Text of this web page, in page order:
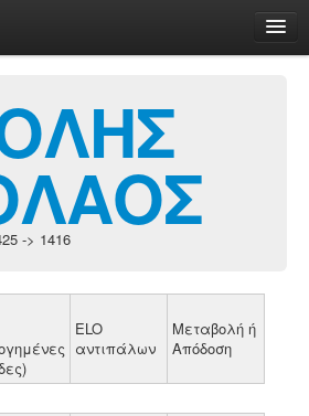
-> 1416
ELO
αντιπάλων
Μεταβολή ή
Απόδοση